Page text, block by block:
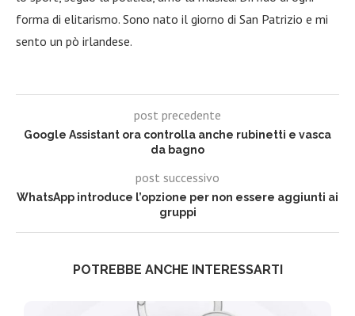
forma di elitarismo. Sono nato il giorno di San Patrizio e mi
sento un pò irlandese.
post precedente
Google Assistant ora controlla anche rubinetti e vasca
da bagno
post successivo
WhatsApp introduce l’opzione per non essere aggiunti ai
gruppi
POTREBBE ANCHE INTERESSARTI